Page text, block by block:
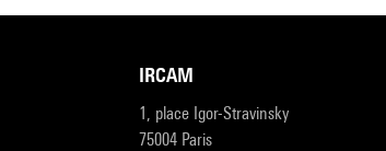
IRCAM
1, place Igor-Stravinsky
75004 Paris